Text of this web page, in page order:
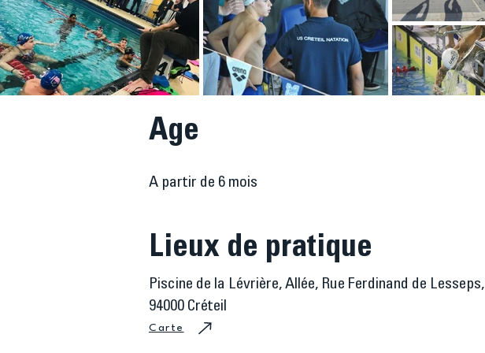
Age
A partir de 6 mois
Lieux de pratique
Piscine de la Lévrière, Allée, Rue Ferdinand de Lesseps,
94000 Créteil
Carte